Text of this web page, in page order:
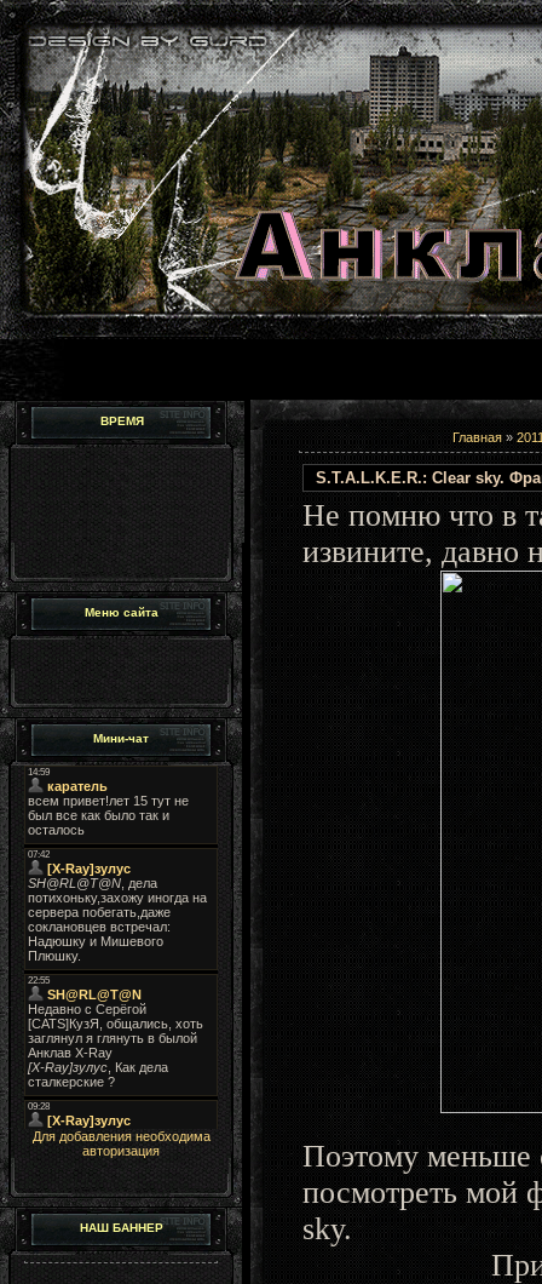
ВРЕМЯ
Меню сайта
Мини-чат
Для добавления необходима
авторизация
НАШ БАННЕР
Главная»
S.T.A.L.K.E.R.: Clear sky.
Не помню что в
извините, давно
Поэтому меньше
посмотреть мой
sky.